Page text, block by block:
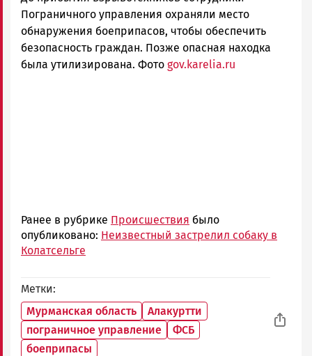
Пограничного управления охраняли место
обнаружения боеприпасов, чтобы обеспечить
безопасность граждан. Позже опасная находка
была утилизирована. Фото gov.karelia.ru
Ранее в рубрике Происшествия было
опубликовано: Неизвестный застрелил собаку в
Колатсельге
Метки
Мурманская область
Алакуртти
пограничное управление
ФСБ
боеприпасы